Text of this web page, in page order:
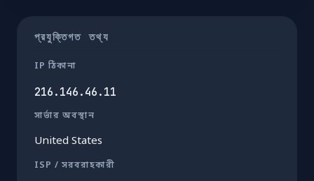
প্রযুক্তিগত তথ্য
IP ঠিকানা
216.146.46.11
সার্ভার অবস্থান
United States
ISP / সরবরাহকারী